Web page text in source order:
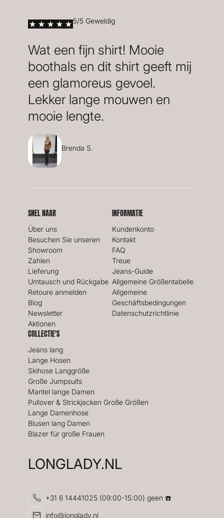
5/5 Geweldig
Wat een fijn shirt! Mooie
boothals en dit shirt geeft mij
een glamoreus gevoel.
Lekker lange mouwen en
mooie lengte.
Brenda S.
SNEL NAAR
Über uns
Besuchen Sie unseren
Showroom
Zahlen
Lieferung
Umtausch und Rückgabe
Retoure anmelden
Blog
Newsletter
Aktionen
INFORMATIE
Kundenkonto
Kontakt
FAQ
Treue
Jeans-Guide
Allgemeine Größentabelle
Allgemeine
Geschäftsbedingungen
Datenschutzrichtlinie
COLLECTIE'S
Jeans lang
Lange Hosen
Skihose Langgröße
Große Jumpsuits
Mantel lange Damen
Pullover & Strickjacken Große Größen
Lange Damenhose
Blusen lang Damen
Blazer für große Frauen
LONGLADY.NL
+31 6 14441025 (09:00-15:00) geen ☎️
info@longlady.nl